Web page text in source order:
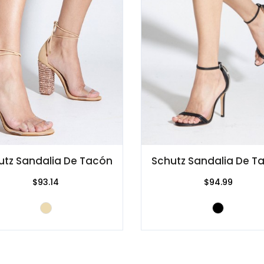
Sandalia De Tacón
$93.14
Schutz Sandalia De
$94.99